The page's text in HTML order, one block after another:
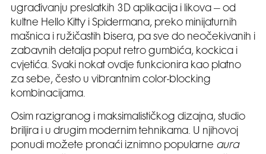
ugrađivanju preslatkih 3D aplikacija i likova – od
kultne Hello Kitty i Spidermana, preko minijaturnih
mašnica i ružičastih bisera, pa sve do neočekivanih i
zabavnih detalja poput retro gumbića, kockica i
cvjetića. Svaki nokat ovdje funkcionira kao platno
za sebe, često u vibrantnim color-blocking
kombinacijama.
Osim razigranog i maksimalističkog dizajna, studio
briljira i u drugim modernim tehnikama. U njihovoj
ponudi možete pronaći iznimno popularne aura